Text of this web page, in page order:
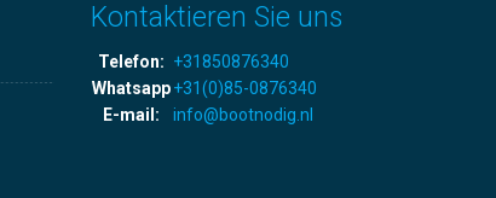
Kontaktieren Sie uns
Telefon: +31850876340
Whatsapp+31(0)85-0876340
E-mail:
info@bootnodig.nl